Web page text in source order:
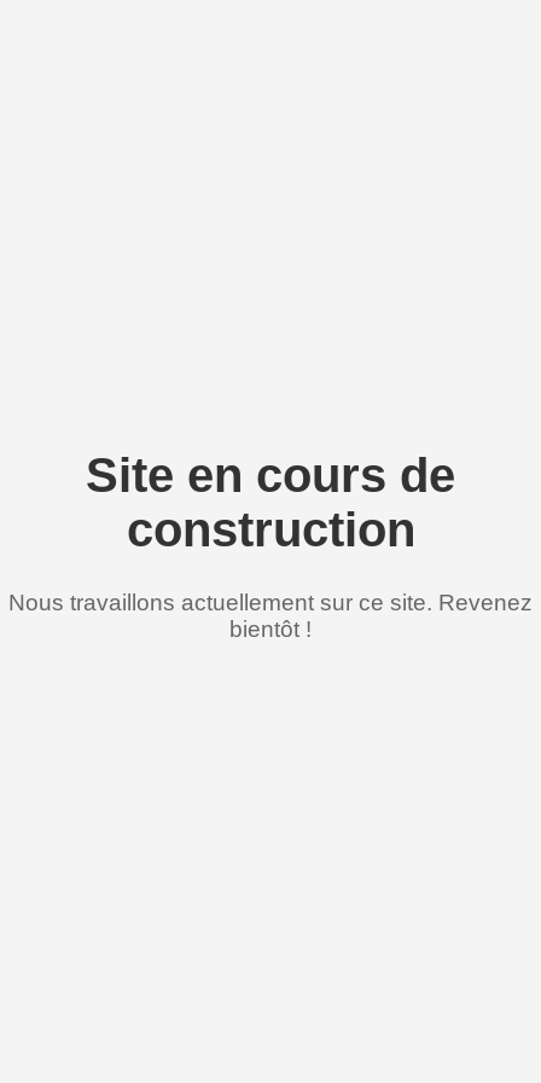
Site en cours de
construction
Nous travaillons actuellement sur ce site. Revenez
bientôt !